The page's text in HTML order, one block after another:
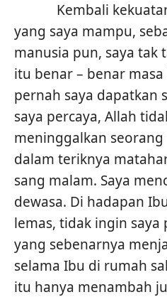
Kembali kekuatan
yang saya mampu,
manusia pun, saya tak
itu benar – benar
pernah saya dapatkan
saya percaya, Allah
meninggalkan
dalam teriknya
sang malam. Saya
dewasa. Di hadapan
lemas, tidak ingin
yang sebenarnya
selama Ibu di rumah
itu hanya menambah